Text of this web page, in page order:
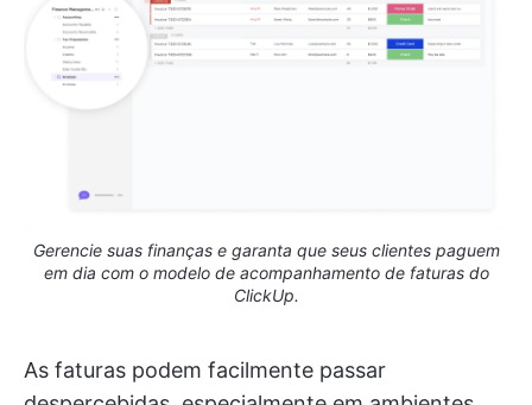
Gerencie suas finanças e garanta que seus clientes paguem
em dia com o modelo de acompanhamento de faturas do
ClickUp.
As faturas podem facilmente passar